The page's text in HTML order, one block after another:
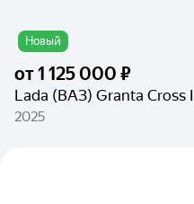
Новый
от1 125 000 ₽
Lada (ВАЗ) Granta Cross
2025